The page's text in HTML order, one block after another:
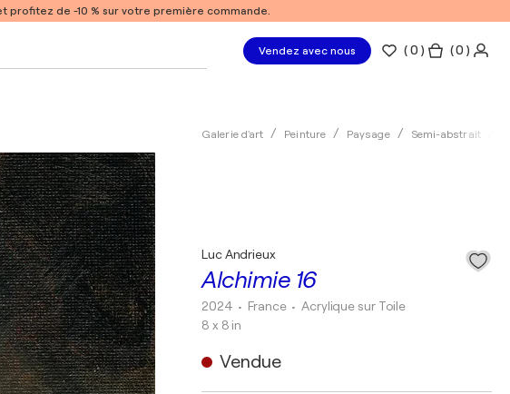
profitez de -10 % sur votre première commande.
Vendez avec nous (0 ) ( 0 )
Galerie d'art Peinture Paysage Semi-abstrait
Alchimie 16
Luc Andrieux
2024 • France •Acrylique sur Toile
8 x 8 in
Vendue